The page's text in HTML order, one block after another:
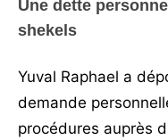
Une dette
shekels
Yuval Raphael a
demande
procédures auprès